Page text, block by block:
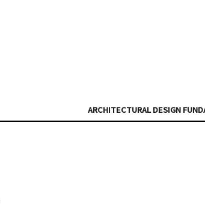
ARCHITECTURAL DESIGN